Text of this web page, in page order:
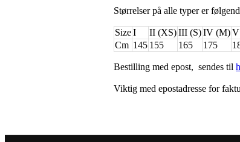
Størrelser på alle typer er
SizeI II (XS)III (S)IV (M)
Cm 145 155 165 175
Bestilling med epost, sendes til
Viktig med epostadresse for